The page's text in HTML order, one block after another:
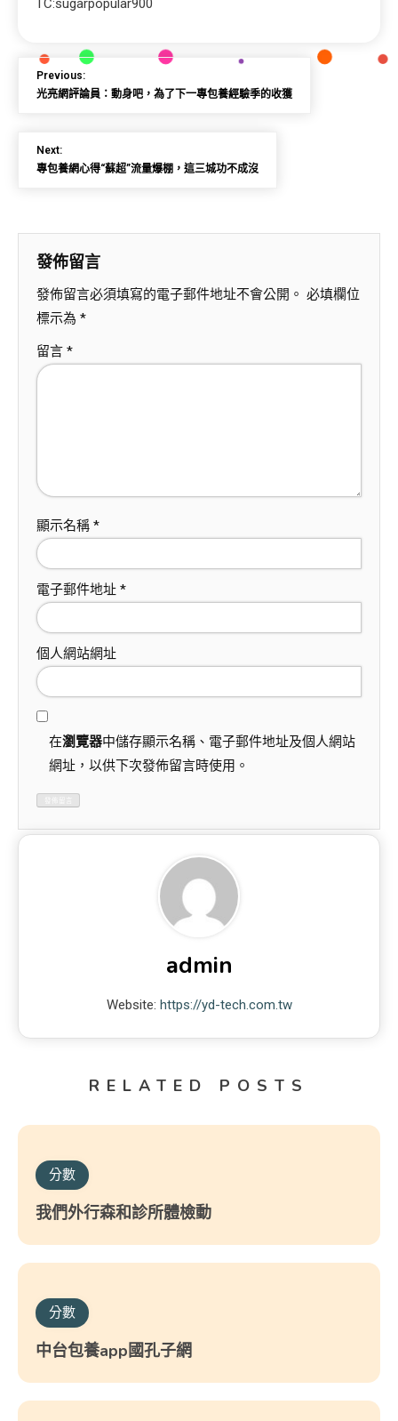
TC:sugarpopular900
Previous:
光亮網評論員：動身吧，為了下一專包養經驗季的收獲
Next:
專包養網心得“蘇超”流量爆棚，這三城功不成沒
發佈留言
發佈留言必須填寫的電子郵件地址不會公開。 必填欄位
標示為 *
留言 *
顯示名稱 *
電子郵件地址 *
個人網站網址
在瀏覽器中儲存顯示名稱、電子郵件地址及個人網站
網址，以供下次發佈留言時使用。
admin
Website: https://yd-tech.com.tw
RELATED POSTS
分數
我們外行森和診所體檢動
分數
中台包養app國孔子網